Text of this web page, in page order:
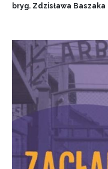
bryg. Zdzisława